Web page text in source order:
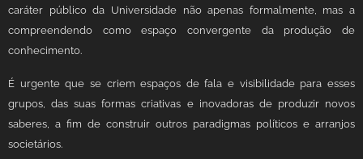
caráter público da Universidade não apenas formalmente, mas a
compreendendo como espaço convergente da produção de
conhecimento.
É urgente que se criem espaços de fala e visibilidade para esses
grupos, das suas formas criativas e inovadoras de produzir novos
saberes, a fim de construir outros paradigmas políticos e arranjos
societários.